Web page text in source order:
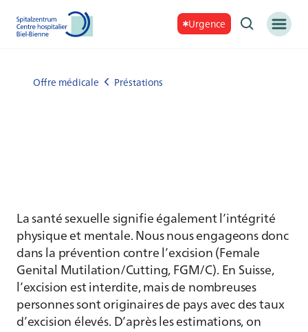
Urgence
Offre médicale Préstations
La santé sexuelle signifie également l’intégrité
physique et mentale. Nous nous engageons donc
dans la prévention contre l’excision (Female
Genital Mutilation/Cutting, FGM/C). En Suisse,
l’excision est interdite, mais de nombreuses
personnes sont originaires de pays avec des taux
d’excision élevés. D’après les estimations, on